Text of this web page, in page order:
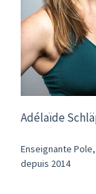
Adélaïde
Enseignante
depuis 2014